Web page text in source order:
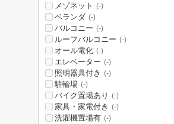
メゾネット (-)
ベランダ (-)
バルコニー (-)
ルーフバルコニー (-)
オール電化 (-)
エレベーター (-)
照明器具付き (-)
駐輪場 (-)
バイク置場あり (-)
家具・家電付き (-)
洗濯機置場有 (-)